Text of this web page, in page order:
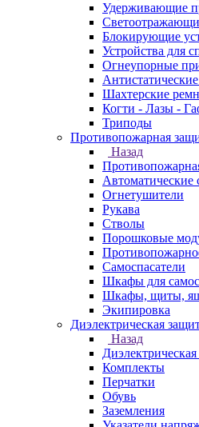
Удерживающие
Блокирующие
Устройства для
Огнеупорные
Шахтерские
Когти - Лазы -
Триподы
Противопожарная
Назад
Огнетушители
Рукава
Стволы
Порошковые
Самоспасатели
Шкафы для
Шкафы, щиты,
Экипировка
Диэлектрическая
Назад
Комплекты
Перчатки
Обувь
Заземления